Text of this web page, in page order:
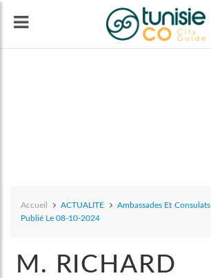
Accueil ACTUALITE
Ambassades Et Consulats
Publié Le 08-10-2024
M. RICHARD